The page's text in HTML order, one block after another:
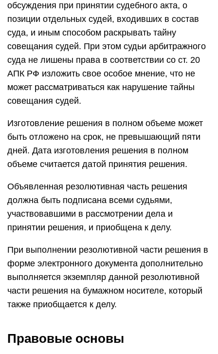
обсуждения при принятии судебного акта, о
позиции отдельных судей, входивших в состав
суда, и иным способом раскрывать тайну
совещания судей. При этом судьи арбитражного
суда не лишены права в соответствии со ст. 20
АПК РФ изложить свое особое мнение, что не
может рассматриваться как нарушение тайны
совещания судей.
Изготовление решения в полном объеме может
быть отложено на срок, не превышающий пяти
дней. Дата изготовления решения в полном
объеме считается датой принятия решения.
Объявленная резолютивная часть решения
должна быть подписана всеми судьями,
участвовавшими в рассмотрении дела и
принятии решения, и приобщена к делу.
При выполнении резолютивной части решения в
форме электронного документа дополнительно
выполняется экземпляр данной резолютивной
части решения на бумажном носителе, который
также приобщается к делу.
Правовые основы